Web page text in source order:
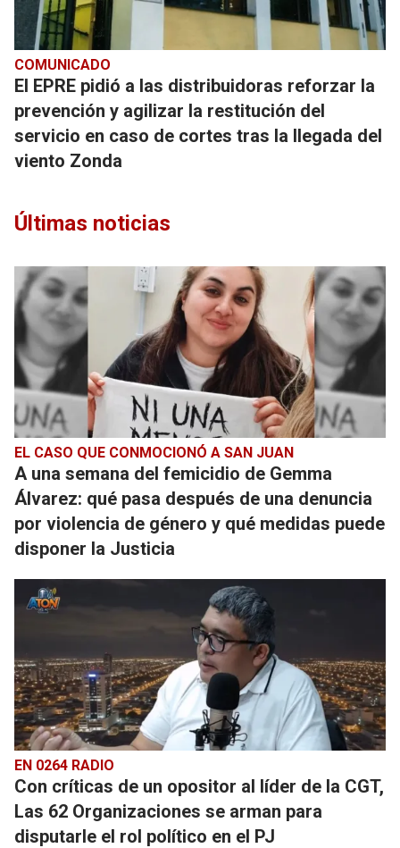
COMUNICADO
El EPRE pidió a las distribuidoras reforzar la
prevención y agilizar la restitución del
servicio en caso de cortes tras la llegada del
viento Zonda
Últimas noticias
EL CASO QUE CONMOCIONÓ A SAN JUAN
A una semana del femicidio de Gemma
Álvarez: qué pasa después de una denuncia
por violencia de género y qué medidas puede
disponer la Justicia
EN 0264 RADIO
Con críticas de un opositor al líder de la CGT,
Las 62 Organizaciones se arman para
disputarle el rol político en el PJ